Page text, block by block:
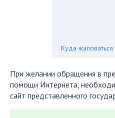
Куда
При желании обращения в
помощи Интернета,
сайт представленного